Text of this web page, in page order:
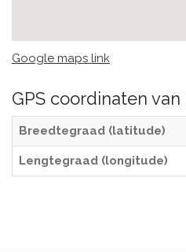
Google maps link
GPS coordinaten van
Breedtegraad (latitude)
Lengtegraad (longitude)